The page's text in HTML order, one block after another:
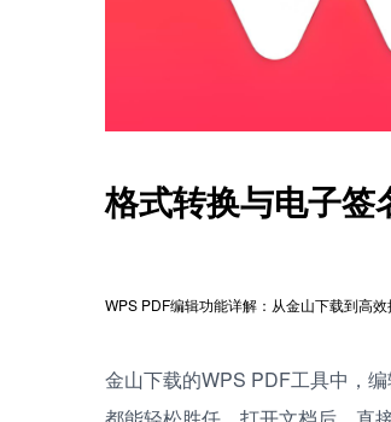
格式转换与电子签
WPS PDF编辑功能详解：从金山下载到高
金山下载的WPS PDF工具中，